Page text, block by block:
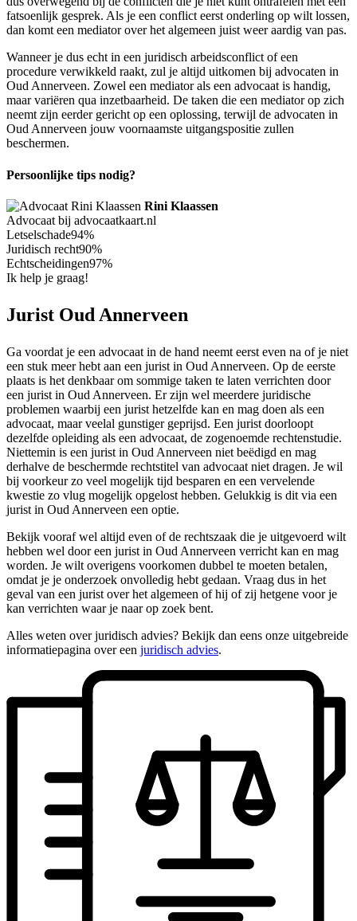
fatsoenlijk gesprek. Als je een conflict eerst onderling op wilt lossen,
dan komt een mediator over het algemeen juist weer aardig van pas.
Wanneer je dus echt in een juridisch arbeidsconflict of een
procedure verwikkeld raakt, zul je altijd uitkomen bij advocaten in
Oud Annerveen. Zowel een mediator als een advocaat is handig,
maar variëren qua inzetbaarheid. De taken die een mediator op zich
neemt zijn eerder gericht op een oplossing, terwijl de advocaten in
Oud Annerveen jouw voornaamste uitgangspositie zullen
beschermen.
Persoonlijke tips nodig?
Rini Klaassen
Advocaat bij advocaatkaart.nl
Letselschade94%
Juridisch recht90%
Echtscheidingen97%
Ik help je graag!
Jurist Oud Annerveen
Ga voordat je een advocaat in de hand neemt eerst even na of je niet
een stuk meer hebt aan een jurist in Oud Annerveen. Op de eerste
plaats is het denkbaar om sommige taken te laten verrichten door
een jurist in Oud Annerveen. Er zijn wel meerdere juridische
problemen waarbij een jurist hetzelfde kan en mag doen als een
advocaat, maar veelal gunstiger geprijsd. Een jurist doorloopt
dezelfde opleiding als een advocaat, de zogenoemde rechtenstudie.
Niettemin is een jurist in Oud Annerveen niet beëdigd en mag
derhalve de beschermde rechtstitel van advocaat niet dragen. Je wil
bij voorkeur zo veel mogelijk tijd besparen en een vervelende
kwestie zo vlug mogelijk opgelost hebben. Gelukkig is dit via een
jurist in Oud Annerveen een optie.
Bekijk vooraf wel altijd even of de rechtszaak die je uitgevoerd wilt
hebben wel door een jurist in Oud Annerveen verricht kan en mag
worden. Je wilt overigens voorkomen dubbel te moeten betalen,
omdat je je onderzoek onvolledig hebt gedaan. Vraag dus in het
geval van een jurist over het algemeen of hij of zij hetgene voor je
kan verrichten waar je naar op zoek bent.
Alles weten over juridisch advies? Bekijk dan eens onze uitgebreide
informatiepagina over een juridisch advies.